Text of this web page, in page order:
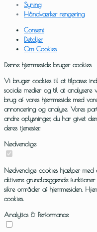
Syning
Håndværker rengøring
Consent
Detaljer
Om Cookies
Denne hjemmeside bruger cookies
Vi bruger cookies til at tilpasse
sociale medier og til at analysere
brug af vores hjemmeside med
annoncering og analyse. Vores
andre oplysninger, du har givet
deres tjenester.
Nødvendige
Nødvendige cookies hjælper med
aktivere grundlæggende
sikre områder af hjemmesiden.
cookies.
Analytics & Performance